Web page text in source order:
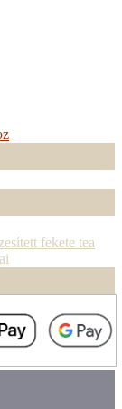
fekete tea